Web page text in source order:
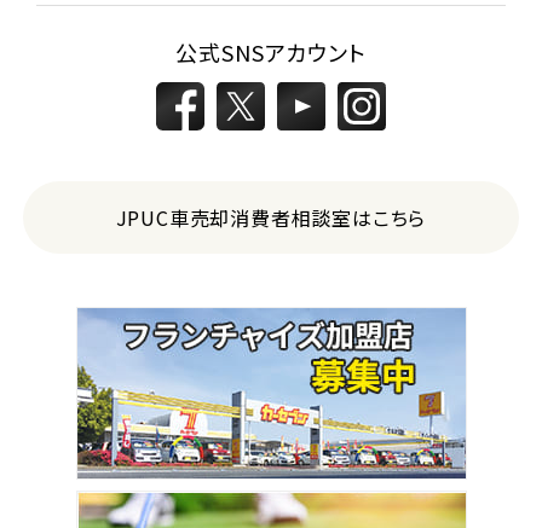
公式SNSアカウント
JPUC車売却消費者相談室はこちら